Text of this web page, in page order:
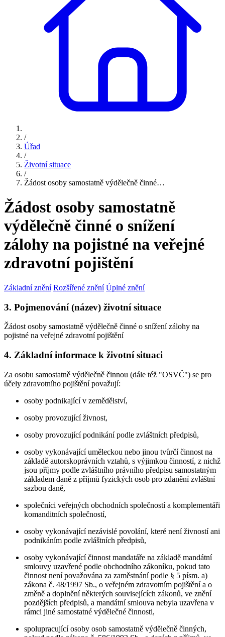
/
Úřad
/
Životní situace
/
Žádost osoby samostatně výdělečně činné…
Žádost osoby samostatně
výdělečně činné o snížení
zálohy na pojistné na veřejné
zdravotní pojištění
Základní znění Rozšířené znění Úplné znění
3. Pojmenování (název) životní situace
Žádost osoby samostatně výdělečně činné o snížení zálohy na
pojistné na veřejné zdravotní pojištění
4. Základní informace k životní situaci
Za osobu samostatně výdělečně činnou (dále též "OSVČ") se pro
účely zdravotního pojištění považují:
osoby podnikající v zemědělství,
osoby provozující živnost,
osoby provozující podnikání podle zvláštních předpisů,
osoby vykonávající uměleckou nebo jinou tvůrčí činnost na
základě autorskoprávních vztahů, s výjimkou činností, z nichž
jsou příjmy podle zvláštního právního předpisu samostatným
základem daně z příjmů fyzických osob pro zdanění zvláštní
sazbou daně,
společníci veřejných obchodních společností a komplementáři
komanditních společností,
osoby vykonávající nezávislé povolání, které není živností ani
podnikáním podle zvláštních předpisů,
osoby vykonávající činnost mandatáře na základě mandátní
smlouvy uzavřené podle obchodního zákoníku, pokud tato
činnost není považována za zaměstnání podle § 5 písm. a)
zákona č. 48/1997 Sb., o veřejném zdravotním pojištění a o
změně a doplnění některých souvisejících zákonů, ve znění
pozdějších předpisů, a mandátní smlouva nebyla uzavřena v
rámci jiné samostatné výdělečné činnosti,
spolupracující osoby osob samostatně výdělečně činných,